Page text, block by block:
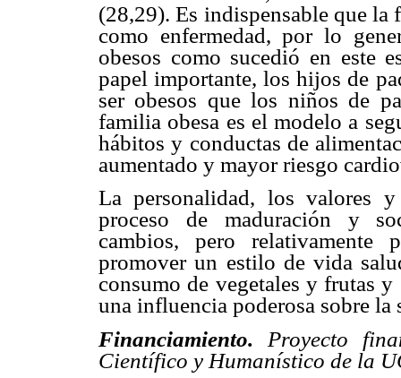
(28,29). Es indispensable que
como enfermedad, por lo
obesos como sucedió en este
papel importante, los hijos de
ser obesos que los niños de
familia obesa es el modelo a
hábitos y conductas de
aumentado y mayor riesgo
La personalidad, los valores
proceso de maduración y
cambios, pero
promover un estilo de vida
consumo de vegetales y frutas
una influencia poderosa sobre la
Financiamiento. Proyecto
Científico y Humanístico de la